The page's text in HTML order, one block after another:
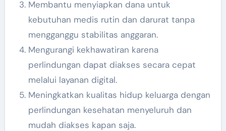
Membantu menyiapkan dana untuk
kebutuhan medis rutin dan darurat tanpa
mengganggu stabilitas anggaran.
Mengurangi kekhawatiran karena
perlindungan dapat diakses secara cepat
melalui layanan digital.
Meningkatkan kualitas hidup keluarga dengan
perlindungan kesehatan menyeluruh dan
mudah diakses kapan saja.